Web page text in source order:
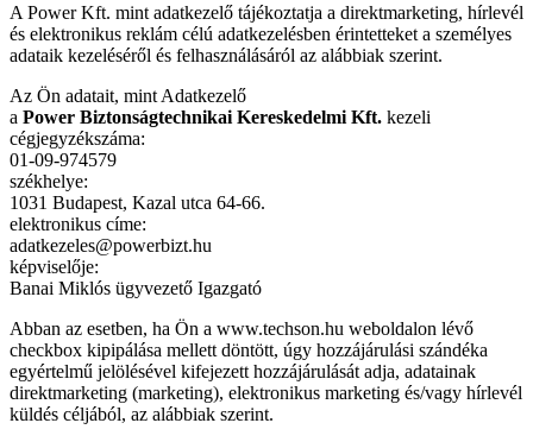
A Power Kft. mint adatkezelő tájékoztatja a direktmarketing, hírlevél
és elektronikus reklám célú adatkezelésben érintetteket a személyes
adataik kezeléséről és felhasználásáról az alábbiak szerint.
Az Ön adatait, mint Adatkezelő
a Power Biztonságtechnikai Kereskedelmi Kft. kezeli
cégjegyzékszáma:
01-09-974579
székhelye:
1031 Budapest, Kazal utca 64-66.
elektronikus címe:
adatkezeles@powerbizt.hu
képviselője:
Banai Miklós ügyvezető Igazgató
Abban az esetben, ha Ön a www.techson.hu weboldalon lévő
checkbox kipipálása mellett döntött, úgy hozzájárulási szándéka
egyértelmű jelölésével kifejezett hozzájárulását adja, adatainak
direktmarketing (marketing), elektronikus marketing és/vagy hírlevél
küldés céljából, az alábbiak szerint.